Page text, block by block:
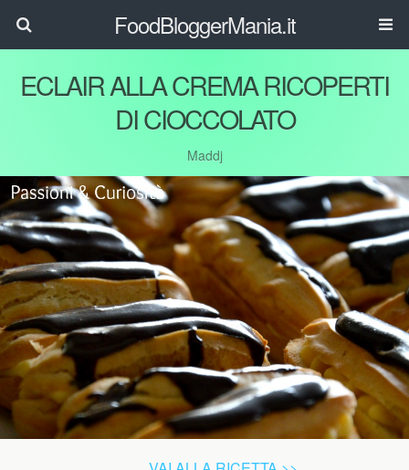
FoodBloggerMania.it
ECLAIR ALLA CREMA RICOPERTI
DI CIOCCOLATO
Maddj